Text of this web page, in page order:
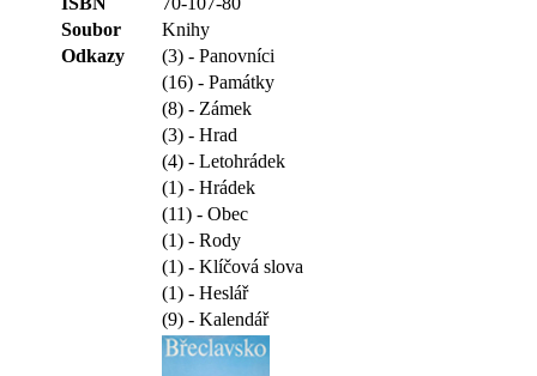
Soubor
Knihy
Odkazy
(3) - Panovníci
(16) - Památky
(8) - Zámek
(3) - Hrad
(4) - Letohrádek
(1) - Hrádek
(11) - Obec
(1) - Rody
(1) - Klíčová slova
(1) - Heslář
(9) - Kalendář